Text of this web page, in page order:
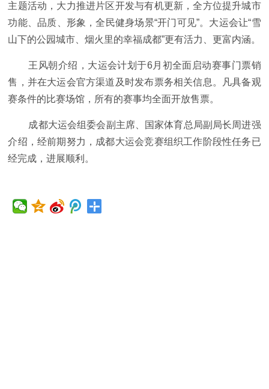
主题活动，大力推进片区开发与有机更新，全方位提升城市
功能、品质、形象，全民健身场景“开门可见”。大运会让“雪
山下的公园城市、烟火里的幸福成都”更有活力、更富内涵。
王风朝介绍，大运会计划于6月初全面启动赛事门票销
售，并在大运会官方渠道及时发布票务相关信息。凡具备观
赛条件的比赛场馆，所有的赛事均全面开放售票。
成都大运会组委会副主席、国家体育总局副局长周进强
介绍，经前期努力，成都大运会竞赛组织工作阶段性任务已
经完成，进展顺利。